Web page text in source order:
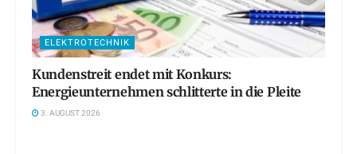
ELEKTROTECHNIK
Kundenstreit endet mit Konkurs:
Energieunternehmen schlitterte in die Pleite
3. AUGUST 2026